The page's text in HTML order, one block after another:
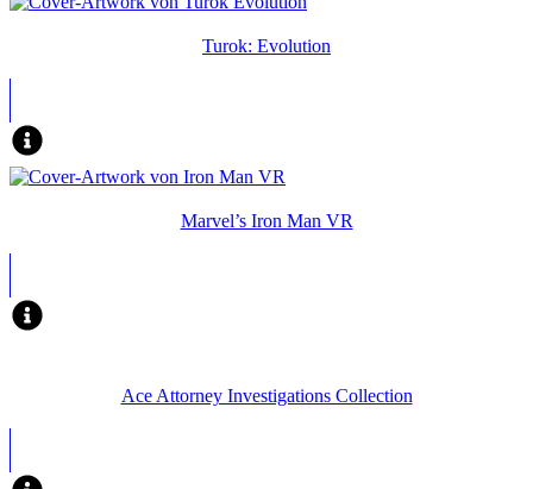
Turok: Evolution
Marvel’s Iron Man VR
Ace Attorney Investigations Collection